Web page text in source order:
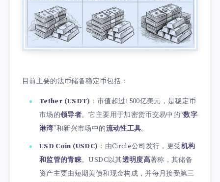
目前主要的法币储备稳定币包括：
Tether (USDT) ：市值超过1500亿美元，是稳定币
市场的领导者。它主要用于加密货币交易中的“数字
港湾”和新兴市场中的流动性工具。
USD Coin (USDC) ：由Circle公司发行，更受机构
和监管的青睐。USDC以其透明度高著称，其储备
资产主要由短期美债和现金构成，并每月接受第三